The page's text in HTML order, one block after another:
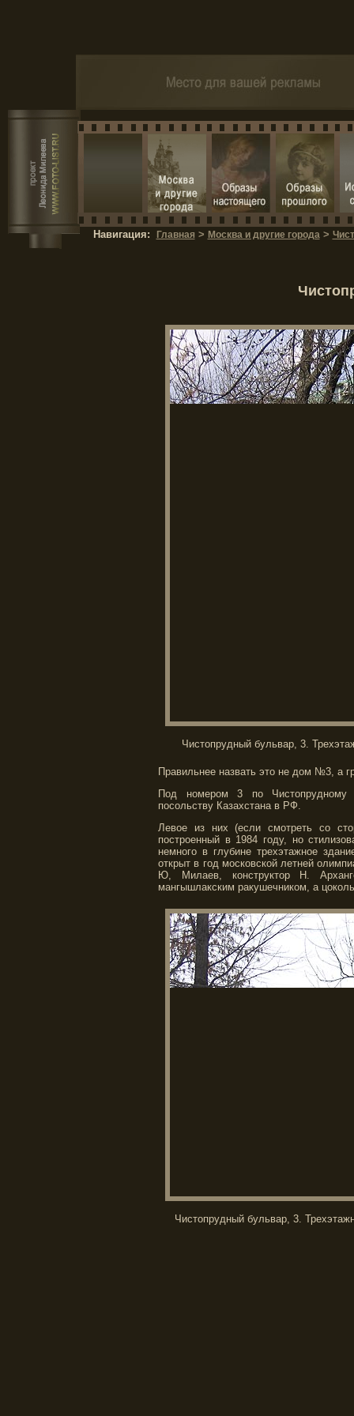
Навигация: Главная > Москва и другие города >
Чистопрудный бульвар, 3.
Правильнее назвать это не дом №3, а
Под номером 3 по Чистопрудному
посольству Казахстана в РФ.
Левое из них (если смотреть со
построенный в 1984 году, но
немного в глубине трехэтажное
открыт в год московской летней
Ю, Милаев, конструктор Н.
мангышлакским ракушечником, а
Чистопрудный бульвар, 3.